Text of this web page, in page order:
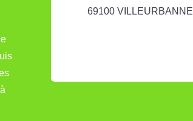
69100 VILLEURBANNE